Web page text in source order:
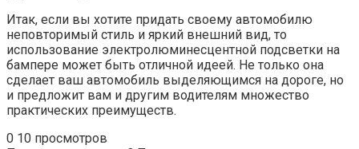
Итак, если вы хотите придать своему автомобилю
неповторимый стиль и яркий внешний вид, то
использование электролюминесцентной подсветки на
бампере может быть отличной идеей. Не только она
сделает ваш автомобиль выделяющимся на дороге, но
и предложит вам и другим водителям множество
практических преимуществ.
0 10 просмотров